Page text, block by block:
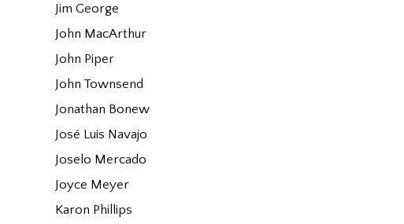
Jim George
John MacArthur
John Piper
John Townsend
Jonathan Bonew
José Luis Navajo
Joselo Mercado
Joyce Meyer
Karon Phillips